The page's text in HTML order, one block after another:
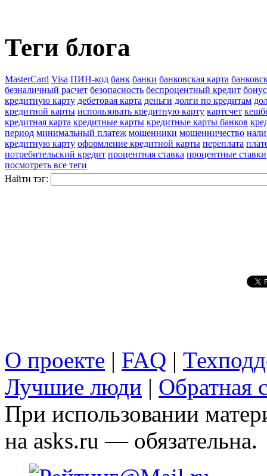
Теги блога
MasterCard Visa ПИН-код банк банки банковская карта
безналичный расчет безопасность беспроцентный кредит
кредитную карту дебетовая карта деньги долги по кредитам
кредитной карты использовать кредитную карту картсчет
кредитная карта кредитные карты кредитные карты банков
период минимальный платеж мошенники мошенничество
кредитную карту оформление кредитной карты переплата
потребительский кредит процентная ставка процентные ставки
посмотреть все теги
Найти тэг:
О проекте | FAQ |
Лучшие люди | Обратная
При использовании
на asks.ru — обязательна.